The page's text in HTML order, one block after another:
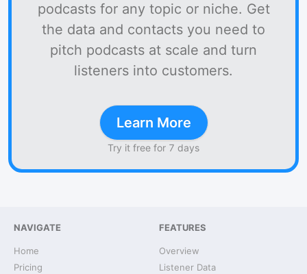
podcasts for any topic or niche. Get
the data and contacts you need to
pitch podcasts at scale and turn
listeners into customers.
Learn More
Try it free for 7 days
NAVIGATE
Home
Pricing
FEATURES
Overview
Listener Data